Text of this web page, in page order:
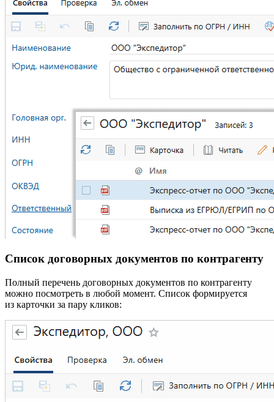
Список договорных документов по контрагенту
Полный перечень договорных документов по контрагенту
можно посмотреть в любой момент. Список формируется
из карточки за пару кликов: